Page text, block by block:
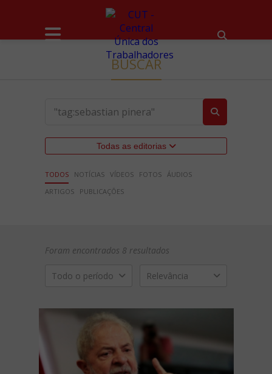
BUSCAR
Todas as editorias
TODOS NOTÍCIAS VÍDEOS FOTOS ÁUDIOS
ARTIGOS
PUBLICAÇÕES
Foram encontrados 8 resultados
Todo o período Relevância